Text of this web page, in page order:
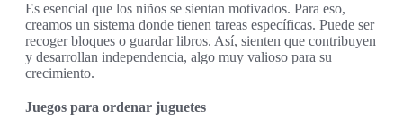
Es esencial que los niños se sientan motivados. Para eso,
creamos un sistema donde tienen tareas específicas. Puede ser
recoger bloques o guardar libros. Así, sienten que contribuyen
y desarrollan independencia, algo muy valioso para su
crecimiento.
Juegos para ordenar juguetes